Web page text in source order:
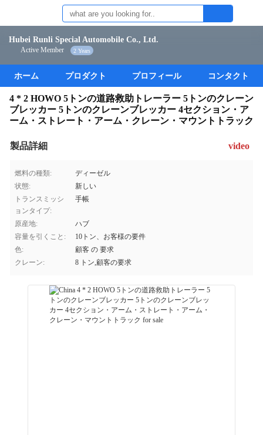
Hubei Runli Special Automobile Co., Ltd.
Active Member 2 Years
ホーム プロダクト プロフィール コンタクト
4 * 2 HOWO 5トンの道路救助トレーラー 5トンのクレーン
ブレッカー 5トンのクレーンブレッカー 4セクション・ア
ーム・ストレート・アーム・クレーン・マウントトラック
製品詳細 video
燃料の種類:
ディーゼル
状態:
新しい
トランスミッシ
ョンタイプ:
手帳
原産地:
ハブ
容量を引くこと:
10トン、お客様の要件
色:
顧客 の 要求
クレーン:
8 トン,顧客の要求